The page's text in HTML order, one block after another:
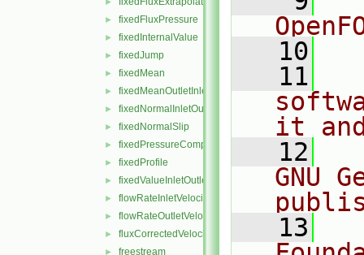
► fixedFluxPressure
► fixedInternalValue
► fixedJump
► fixedMean
► fixedMeanOutletInlet
► fixedNormalInletOutletVelocity
► fixedNormalSlip
► fixedPressureCompressibleDensity
► fixedProfile
► fixedValueInletOutlet
► flowRateInletVelocity
► flowRateOutletVelocity
► fluxCorrectedVelocity
► freestream
   10
   11
it
   12
GNU
   13